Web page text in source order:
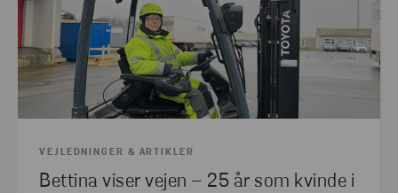
VEJLEDNINGER & ARTIKLER
Bettina viser vejen – 25 år som kvinde i